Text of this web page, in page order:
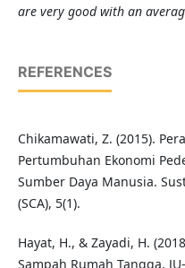
are very good with an
REFERENCES
Chikamawati, Z. (2015).
Pertumbuhan Ekonomi
Sumber Daya Manusia.
(SCA), 5(1).
Hayat, H., & Zayadi, H.
Sampah Rumah Tangga.